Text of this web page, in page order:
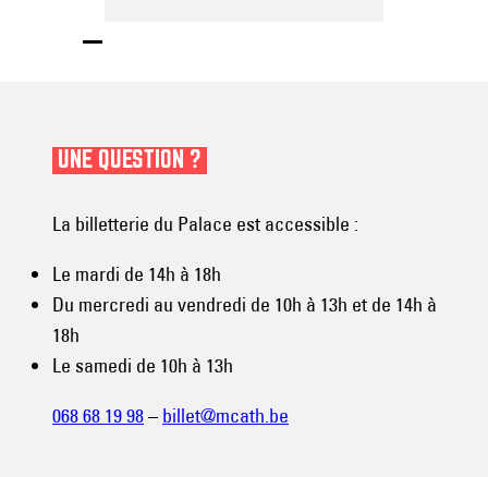
UNE QUESTION ?
La billetterie du Palace est accessible :
Le mardi de 14h à 18h
Du mercredi au vendredi de 10h à 13h et de 14h à
18h
Le samedi de 10h à 13h
068 68 19 98– billet@mcath.be